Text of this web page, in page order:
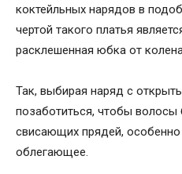
коктейльных нарядов в
чертой такого платья
расклешенная юбка от
Так, выбирая наряд с
позаботиться, чтобы
свисающих прядей, особенно
облегающее.